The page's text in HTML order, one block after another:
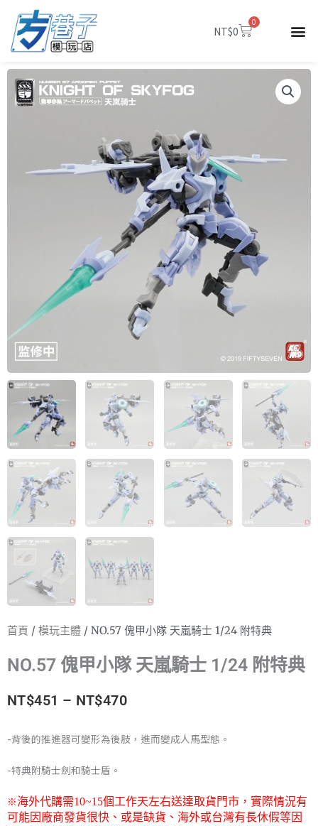
NT$0
0
購
首頁 / 模玩主體 / NO.57 傀甲小隊 天嵐騎士 1/24 附特典
NO.57 傀甲小隊 天嵐騎士 1/24 附特典
NT$451 – NT$470價
NT$451
-背後的推進器可變形為後肢，進而變成人馬型態。
-特典附騎士劍和騎士盾。
※海外代購需10~15個工作天左右送達取貨門市， 實際情況有
可能因廠商發貨很快、或是缺貨、海外或台灣有長休假等因